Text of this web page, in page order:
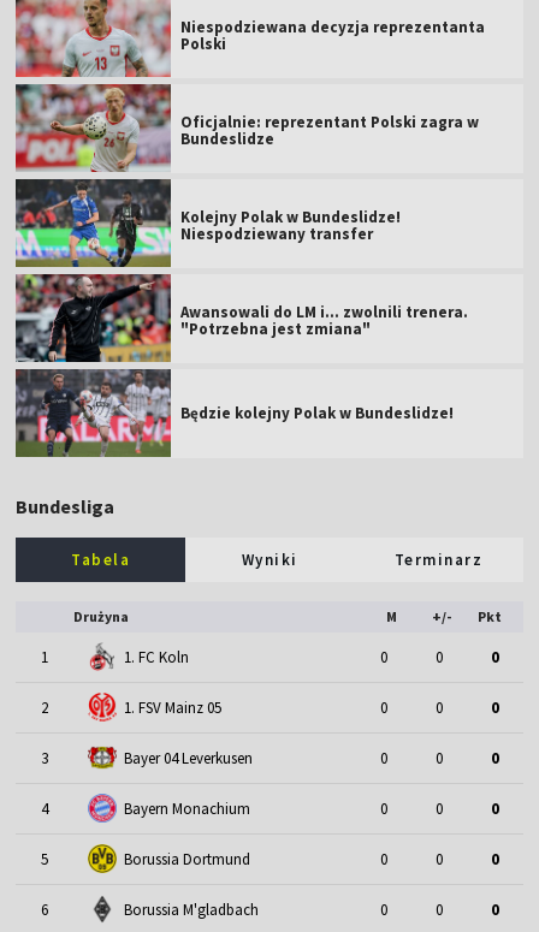
Niespodziewana decyzja reprezentanta
Polski
Oficjalnie: reprezentant Polski zagra w
Bundeslidze
Kolejny Polak w Bundeslidze!
Niespodziewany transfer
Awansowali do LM i... zwolnili trenera.
"Potrzebna jest zmiana"
Będzie kolejny Polak w Bundeslidze!
Bundesliga
Tabela Wyniki Terminarz
Drużyna M +/- Pkt
1 1. FC Koln 0 0 0
2 1. FSV Mainz 05 0 0 0
3 Bayer 04 Leverkusen 0 0 0
4 Bayern Monachium 0 0 0
5 Borussia Dortmund 0 0 0
6 Borussia M'gladbach 0 0 0